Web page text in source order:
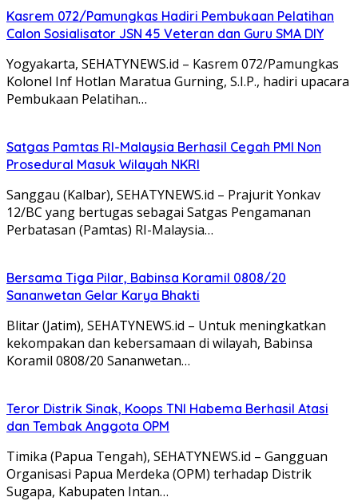
Kasrem 072/Pamungkas Hadiri Pembukaan Pelatihan
Calon Sosialisator JSN 45 Veteran dan Guru SMA DIY
Yogyakarta, SEHATYNEWS.id – Kasrem 072/Pamungkas
Kolonel Inf Hotlan Maratua Gurning, S.I.P., hadiri upacara
Pembukaan Pelatihan…
Satgas Pamtas RI-Malaysia Berhasil Cegah PMI Non
Prosedural Masuk Wilayah NKRI
Sanggau (Kalbar), SEHATYNEWS.id – Prajurit Yonkav
12/BC yang bertugas sebagai Satgas Pengamanan
Perbatasan (Pamtas) RI-Malaysia…
Bersama Tiga Pilar, Babinsa Koramil 0808/20
Sananwetan Gelar Karya Bhakti
Blitar (Jatim), SEHATYNEWS.id – Untuk meningkatkan
kekompakan dan kebersamaan di wilayah, Babinsa
Koramil 0808/20 Sananwetan…
Teror Distrik Sinak, Koops TNI Habema Berhasil Atasi
dan Tembak Anggota OPM
Timika (Papua Tengah), SEHATYNEWS.id – Gangguan
Organisasi Papua Merdeka (OPM) terhadap Distrik
Sugapa, Kabupaten Intan…